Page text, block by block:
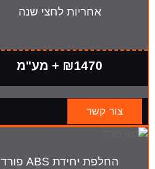
אחריות לחצי שנה
₪1470 + מע"מ
צור קשר
החלפת יחידת ABS פורד